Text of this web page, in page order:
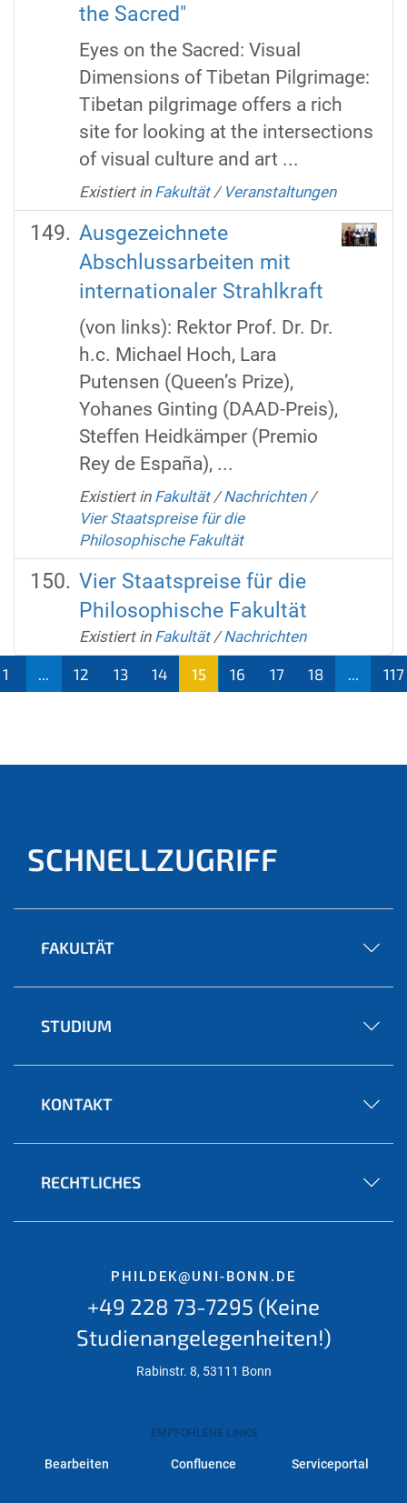
the Sacred"
Eyes on the Sacred: Visual
Dimensions of Tibetan Pilgrimage:
Tibetan pilgrimage offers a rich
site for looking at the intersections
of visual culture and art ...
Existiert in Fakultät / Veranstaltungen
Ausgezeichnete
Abschlussarbeiten mit
internationaler Strahlkraft
(von links): Rektor Prof. Dr. Dr.
h.c. Michael Hoch, Lara
Putensen (Queen’s Prize),
Yohanes Ginting (DAAD-Preis),
Steffen Heidkämper (Premio
Rey de España), ...
Existiert in Fakultät /Nachrichten /
Vier Staatspreise für die
Philosophische Fakultät
Vier Staatspreise für die
Philosophische Fakultät
Existiert in Fakultät /Nachrichten
1 12 13 14
15
16 17 18 117
SCHNELLZUGRIFF
FAKULTÄT
STUDIUM
KONTAKT
RECHTLICHES
PHILDEK@UNI-BONN.DE
+49 228 73-7295 (Keine
Studienangelegenheiten!)
Rabinstr. 8, 53111 Bonn
EMPFOHLENE LINKS
Bearbeiten Confluence Serviceportal